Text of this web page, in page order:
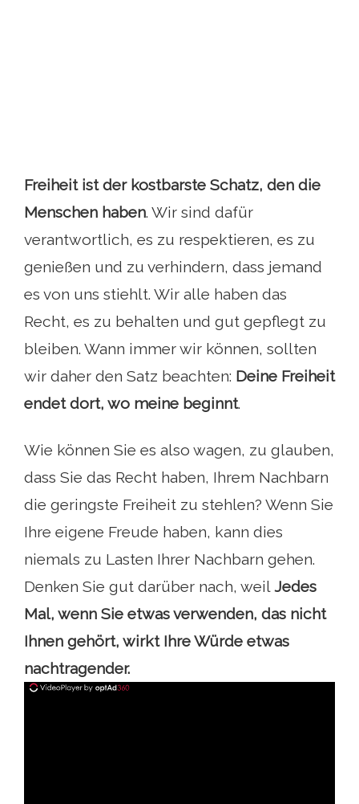
Freiheit ist der kostbarste Schatz, den die
Menschen haben. Wir sind dafür
verantwortlich, es zu respektieren, es zu
genießen und zu verhindern, dass jemand
es von uns stiehlt. Wir alle haben das
Recht, es zu behalten und gut gepflegt zu
bleiben. Wann immer wir können, sollten
wir daher den Satz beachten: Deine Freiheit
endet dort, wo meine beginnt.
Wie können Sie es also wagen, zu glauben,
dass Sie das Recht haben, Ihrem Nachbarn
die geringste Freiheit zu stehlen? Wenn Sie
Ihre eigene Freude haben, kann dies
niemals zu Lasten Ihrer Nachbarn gehen.
Denken Sie gut darüber nach, weil Jedes
Mal, wenn Sie etwas verwenden, das nicht
Ihnen gehört, wirkt Ihre Würde etwas
nachtragender.